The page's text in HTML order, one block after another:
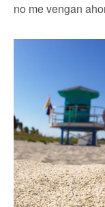
no me vengan